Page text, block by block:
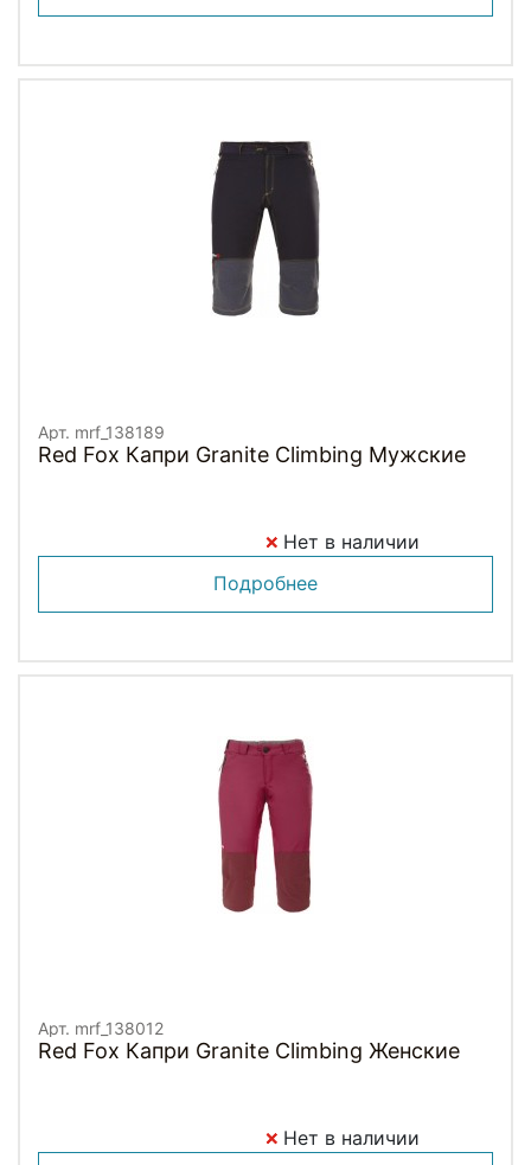
Арт. mrf_138189
Red Fox Капри Granite Climbing Мужские
Нет в наличии
Подробнее
Арт. mrf_138012
Red Fox Капри Granite Climbing Женские
Нет в наличии